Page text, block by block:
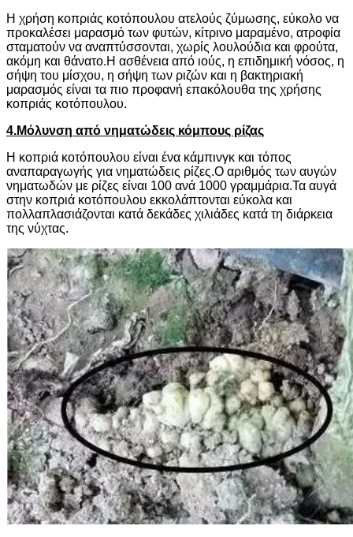
Η χρήση κοπριάς κοτόπουλου ατελούς ζύμωσης, εύκολο να
προκαλέσει μαρασμό των φυτών, κίτρινο μαραμένο, ατροφία
σταματούν να αναπτύσσονται, χωρίς λουλούδια και φρούτα,
ακόμη και θάνατο.Η ασθένεια από ιούς, η επιδημική νόσος, η
σήψη του μίσχου, η σήψη των ριζών και η βακτηριακή
μαρασμός είναι τα πιο προφανή επακόλουθα της χρήσης
κοπριάς κοτόπουλου.
4.Μόλυνση από νηματώδεις κόμπους ρίζας
Η κοπριά κοτόπουλου είναι ένα κάμπινγκ και τόπος
αναπαραγωγής για νηματώδεις ρίζες.Ο αριθμός των αυγών
νηματωδών με ρίζες είναι 100 ανά 1000 γραμμάρια.Τα αυγά
στην κοπριά κοτόπουλου εκκολάπτονται εύκολα και
πολλαπλασιάζονται κατά δεκάδες χιλιάδες κατά τη διάρκεια
της νύχτας.